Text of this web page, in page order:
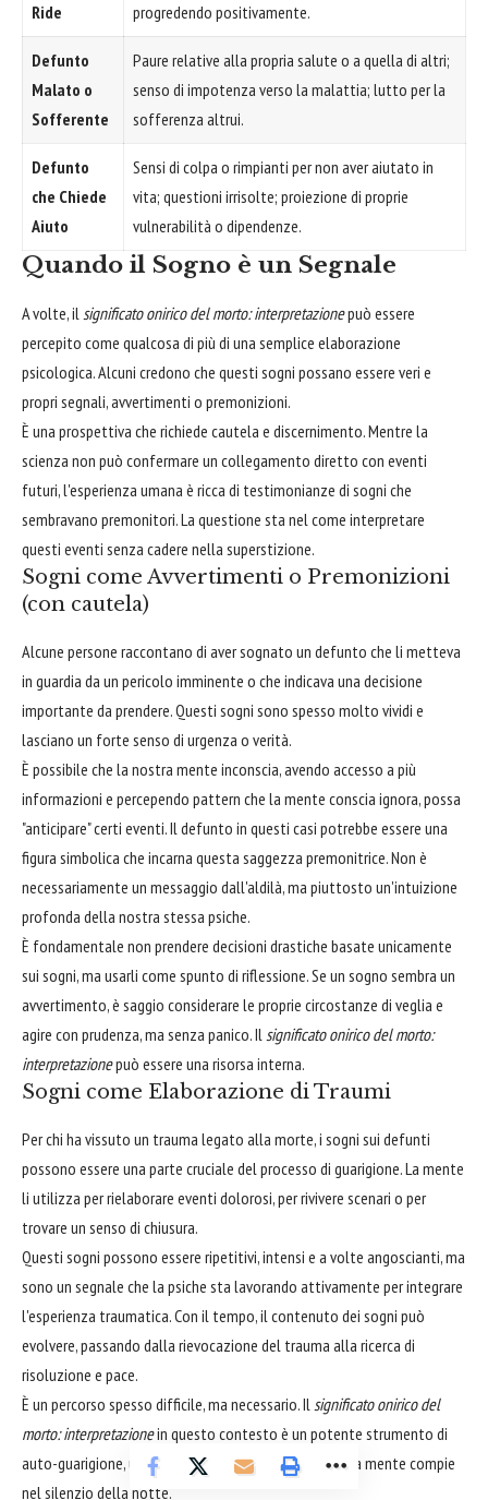
Ride
progredendo positivamente.
Defunto
Malato o
Sofferente
Paure relative alla propria salute o a quella di altri;
senso di impotenza verso la malattia; lutto per la
sofferenza altrui.
Defunto
che Chiede
Aiuto
Sensi di colpa o rimpianti per non aver aiutato in
vita; questioni irrisolte; proiezione di proprie
vulnerabilità o dipendenze.
Quando il Sogno è un Segnale
A volte, ilsignificato onirico del morto: interpretazionepuò essere
percepito come qualcosa di più di una semplice elaborazione
psicologica. Alcuni credono che questi sogni possano essere veri e
propri segnali, avvertimenti o premonizioni.
È una prospettiva che richiede cautela e discernimento. Mentre la
scienza non può confermare un collegamento diretto con eventi
futuri, l'esperienza umana è ricca di testimonianze di sogni che
sembravano premonitori. La questione sta nel come interpretare
questi eventi senza cadere nella superstizione.
Sogni come Avvertimenti o Premonizioni
(con cautela)
Alcune persone raccontano di aver sognato un defunto che li metteva
in guardia da un pericolo imminente o che indicava una decisione
importante da prendere. Questi sogni sono spesso molto vividi e
lasciano un forte senso di urgenza o verità.
È possibile che la nostra mente inconscia, avendo accesso a più
informazioni e percependo pattern che la mente conscia ignora, possa
"anticipare" certi eventi. Il defunto in questi casi potrebbe essere una
figura simbolica che incarna questa saggezza premonitrice. Non è
necessariamente un messaggio dall'aldilà, ma piuttosto un'intuizione
profonda della nostra stessa psiche.
È fondamentale non prendere decisioni drastiche basate unicamente
sui sogni, ma usarli come spunto di riflessione. Se un sogno sembra un
avvertimento, è saggio considerare le proprie circostanze di veglia e
agire con prudenza, ma senza panico. Ilsignificato onirico del morto:
interpretazionepuò essere una risorsa interna.
Sogni come Elaborazione di Traumi
Per chi ha vissuto un trauma legato alla morte, i sogni sui defunti
possono essere una parte cruciale del processo di guarigione. La mente
li utilizza per rielaborare eventi dolorosi, per rivivere scenari o per
trovare un senso di chiusura.
Questi sogni possono essere ripetitivi, intensi e a volte angoscianti, ma
sono un segnale che la psiche sta lavorando attivamente per integrare
l'esperienza traumatica. Con il tempo, il contenuto dei sogni può
evolvere, passando dalla rievocazione del trauma alla ricerca di
risoluzione e pace.
È un percorso spesso difficile, ma necessario. Ilsignificato onirico del
morto: interpretazionein questo contesto è un potente strumento di
auto-guarigione, un indicatore del lavoro che la nostra mente compie
nel silenzio della notte.